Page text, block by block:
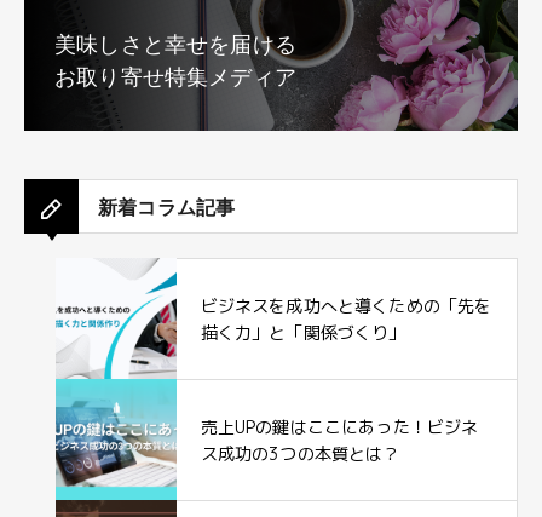
美味しさと幸せを届ける
お取り寄せ特集メディア
新着コラム記事
ビジネスを成功へと導くための「先を
描く力」と「関係づくり」
売上UPの鍵はここにあった！ビジネ
ス成功の3つの本質とは？